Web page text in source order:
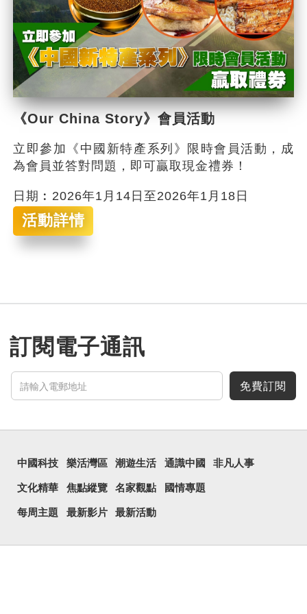
《Our China Story》會員活動
立即參加《中國新特產系列》限時會員活動，成
為會員並答對問題，即可贏取現金禮券！
日期︰2026年1月14日至2026年1月18日
活動詳情
訂閱電子通訊
免費訂閱
中國科技 樂活灣區 潮遊生活 通識中國 非凡人事
文化精華 焦點縱覽 名家觀點 國情專題
每周主題 最新影片 最新活動